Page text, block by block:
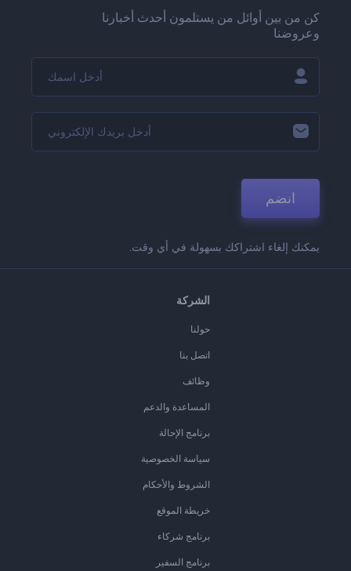
كن من بين أوائل من يستلمون أحدث أخبارنا
وعروضنا
انضم
يمكنك إلغاء اشتراكك بسهولة في أي وقت.
الشركة
حولنا
اتصل بنا
وظائف
المساعدة والدعم
برنامج الإحالة
سياسة الخصوصية
الشروط والأحكام
خريطة الموقع
برنامج شركاء
برنامج السفير